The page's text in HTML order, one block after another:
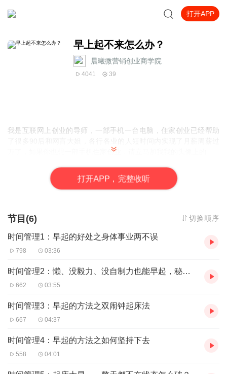
打开APP
早上起不来怎么办？
晨曦微营销创业商学院
4041 39
我是互联网上创业的导师，一部手机一台电脑，住家创业已经帮助
万了，如果你也想一部手机住家创业，请立马加我我的头像上的
腾，俞敏洪，李嘉诚等人是成功人士！
要按自己的思维逻辑去乱闯，第一步需要做的就是复制，学习马云
而不是自我创新！！
的成功者！！
本专辑为大家呈现成功者的创业经验；希望给各位有理想有梦想的
打开APP，完整收听
节目(6) 切换顺序
时间管理1：早起的好处之身体事业两不误
798 03:36
时间管理2：懒、没毅力、没自制力也能早起，秘诀居然是绳子？
662 03:55
时间管理3：早起的方法之双闹钟起床法
667 04:37
时间管理4：早起的方法之如何坚持下去
558 04:01